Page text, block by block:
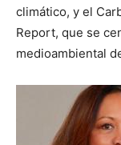
climático, y el
Report, que se
medioambiental